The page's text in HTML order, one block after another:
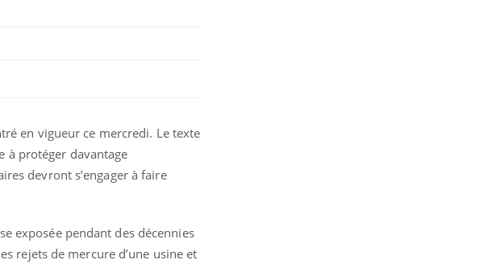
en vigueur ce mercredi. Le texte
à protéger davantage
devront s’engager à faire
exposée pendant des décennies
rejets de mercure d’une usine et